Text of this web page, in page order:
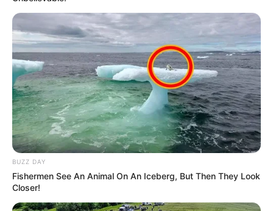
BUZZ DAY
Fishermen See An Animal On An Iceberg, But Then They Look
Closer!